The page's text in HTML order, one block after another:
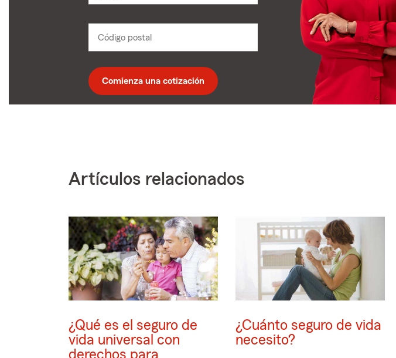
Código postal
postal
de
Comienza una cotización
Artículos relacionados
¿Qué es el seguro de
vida universal con
derechos para
¿Cuánto seguro de vida
necesito?